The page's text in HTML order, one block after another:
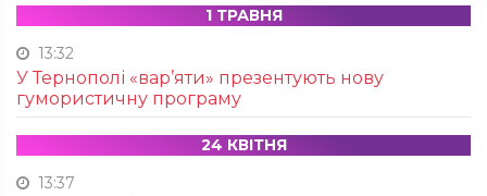
1 ТРАВНЯ
13:32
У Тернополі «вар’яти» презентують нову
гумористичну програму
24 КВІТНЯ
13:37